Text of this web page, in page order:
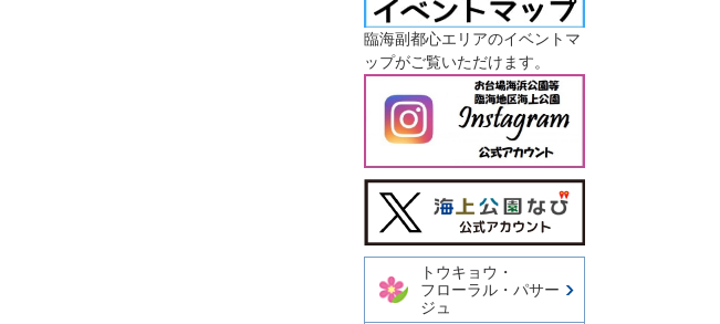
臨海副都心エリアのイベントマ
ップがご覧いただけます。
今日の東京港埠頭㈱【公式
X】
トウキョウ・
フローラル・パサー
ジュ